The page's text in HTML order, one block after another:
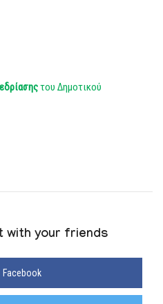
του Δημοτικού
with your friends
Facebook